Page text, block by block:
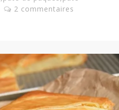
2 commentaires